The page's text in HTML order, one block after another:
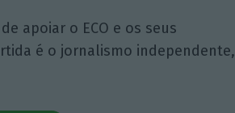
apoiar o ECO e os seus
é o jornalismo independente,